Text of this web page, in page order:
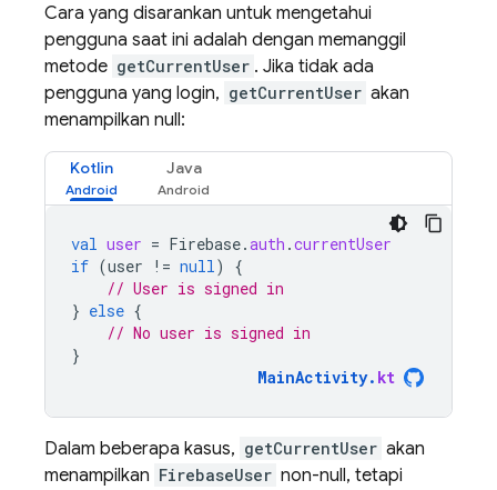
Cara yang disarankan untuk mengetahui
pengguna saat ini adalah dengan memanggil
metode getCurrentUser . Jika tidak ada
pengguna yang login, getCurrentUser akan
menampilkan null:
Kotlin Java
val user = Firebase.auth .currentUser
if (user != null)
{
// User is signed in
} else {
// No user is signed in
}
MainActivity. kt
Dalam beberapa kasus, getCurrentUser akan
menampilkan FirebaseUser non-null, tetapi